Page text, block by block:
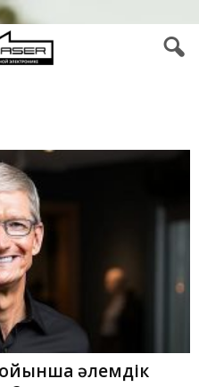
әлемдік